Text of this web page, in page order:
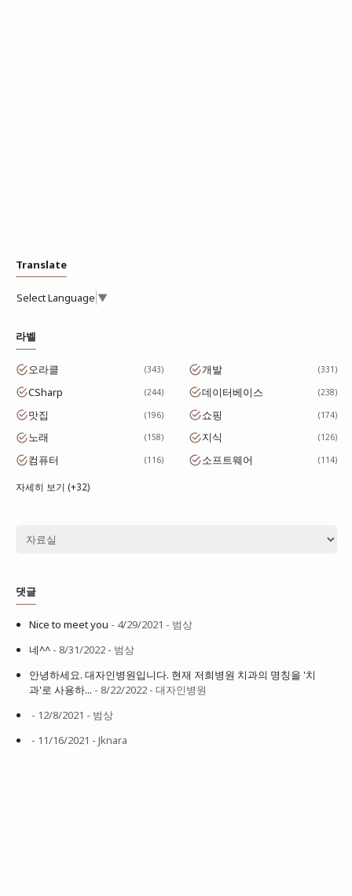
Translate
Select Language ▼
라벨
오라클 343 개발 331
CSharp 244 데이터베이스 238
맛집 196 쇼핑 174
노래 158 지식 126
컴퓨터 116 소프트웨어 114
자세히 보기 (+32)
댓글
Nice to meet you - 4/29/2021 - 범상
네^^ - 8/31/2022 - 범상
안녕하세요. 대자인병원입니다. 현재 저희병원 치과의 명칭을 '치
과'로 사용하... - 8/22/2022 - 대자인병원
- 12/8/2021 - 범상
- 11/16/2021 - Jknara